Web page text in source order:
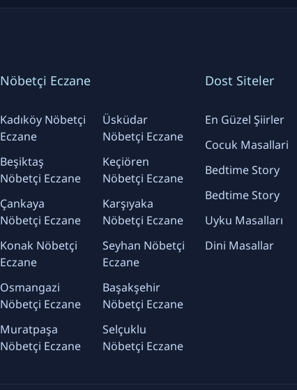
Nöbetçi Eczane
Kadıköy Nöbetçi
Eczane
Beşiktaş
Nöbetçi Eczane
Çankaya
Nöbetçi Eczane
Konak Nöbetçi
Eczane
Osmangazi
Nöbetçi Eczane
Muratpaşa
Nöbetçi Eczane
Üsküdar
Nöbetçi Eczane
Keçiören
Nöbetçi Eczane
Karşıyaka
Nöbetçi Eczane
Seyhan Nöbetçi
Eczane
Başakşehir
Nöbetçi Eczane
Selçuklu
Nöbetçi Eczane
Dost Siteler
En Güzel Şiirler
Cocuk Masallari
Bedtime Story
Bedtime Story
Uyku Masalları
Dini Masallar